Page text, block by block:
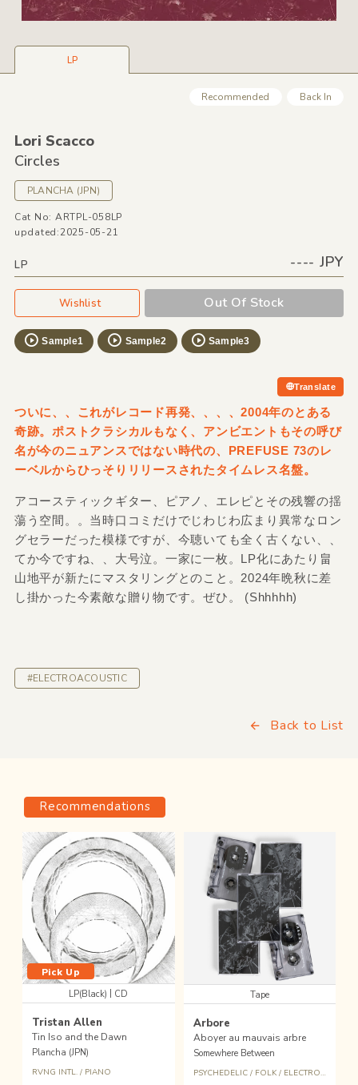
LP
Recommended Back In
Lori Scacco
Circles
PLANCHA (JPN)
Cat No: ARTPL-058LP
updated:2025-05-21
LP ---- JPY
Wishlist Out Of Stock
Sample1 Sample2 Sample3
Translate
ついに、、これがレコード再発、、、、2004年のとある
奇跡。ポストクラシカルもなく、アンビエントもその呼び
名が今のニュアンスではない時代の、PREFUSE 73のレ
ーベルからひっそりリリースされたタイムレス名盤。
アコースティックギター、ピアノ、エレピとその残響の揺
蕩う空間。。当時口コミだけでじわじわ広まり異常なロン
グセラーだった模様ですが、今聴いても全く古くない、、
てか今ですね、、大号泣。一家に一枚。LP化にあたり畠
山地平が新たにマスタリングとのこと。2024年晩秋に差
し掛かった今素敵な贈り物です。ぜひ。 (Shhhhh)
#ELECTROACOUSTIC
Back to List
Recommendations
Pick Up
LP(Black) CD
Tristan Allen
Tin Iso and the Dawn
Plancha (JPN)
RVNG INTL./ PIANO
Tape
Arbore
Aboyer au mauvais arbre
Somewhere Between
PSYCHEDELIC/ FOLK/ ELECTROACOUSTIC